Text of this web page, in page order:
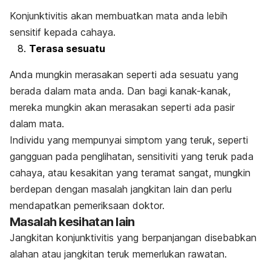
Konjunktivitis akan membuatkan mata anda lebih
sensitif kepada cahaya.
Terasa sesuatu
Anda mungkin merasakan seperti ada sesuatu yang
berada dalam mata anda. Dan bagi kanak-kanak,
mereka mungkin akan merasakan seperti ada pasir
dalam mata.
Individu yang mempunyai simptom yang teruk, seperti
gangguan pada penglihatan, sensitiviti yang teruk pada
cahaya, atau kesakitan yang teramat sangat, mungkin
berdepan dengan masalah jangkitan lain dan perlu
mendapatkan pemeriksaan doktor.
Masalah kesihatan lain
Jangkitan konjunktivitis yang berpanjangan disebabkan
alahan atau jangkitan teruk memerlukan rawatan.